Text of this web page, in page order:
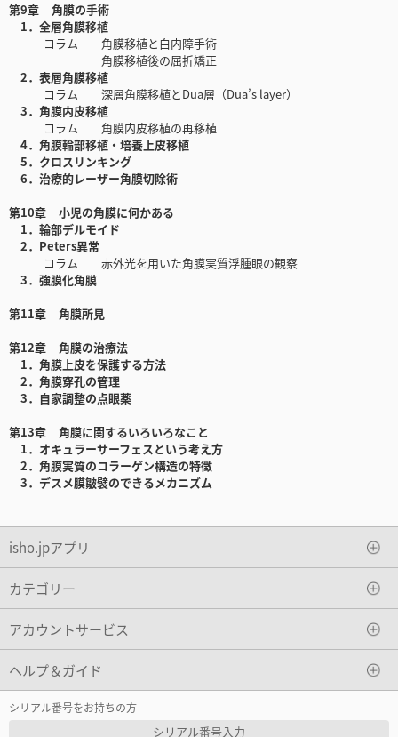
第9章 角膜の手術
1．全層角膜移植
コラム 角膜移植と白内障手術
角膜移植後の屈折矯正
2．表層角膜移植
コラム 深層角膜移植とDua層（Dua’s layer）
3．角膜内皮移植
コラム 角膜内皮移植の再移植
4．角膜輪部移植・培養上皮移植
5．クロスリンキング
6．治療的レーザー角膜切除術
第10章 小児の角膜に何かある
1．輪部デルモイド
2．Peters異常
コラム 赤外光を用いた角膜実質浮腫眼の観察
3．強膜化角膜
第11章 角膜所見
第12章 角膜の治療法
1．角膜上皮を保護する方法
2．角膜穿孔の管理
3．自家調整の点眼薬
第13章 角膜に関するいろいろなこと
1．オキュラーサーフェスという考え方
2．角膜実質のコラーゲン構造の特徴
3．デスメ膜皺襞のできるメカニズム
isho.jpアプリ
カテゴリー
アカウントサービス
ヘルプ＆ガイド
シリアル番号をお持ちの方
シリアル番号入力